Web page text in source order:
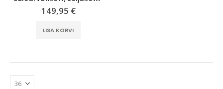
149,95 €
LISA KORVI